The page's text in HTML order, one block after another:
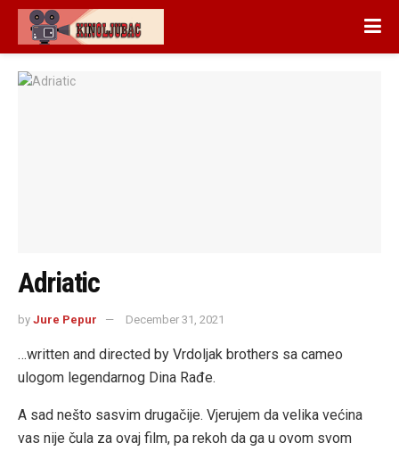
Adriatic
by Jure Pepur December 31, 2021
…written and directed by Vrdoljak brothers sa cameo
ulogom legendarnog Dina Rađe.
A sad nešto sasvim drugačije. Vjerujem da velika većina
vas nije čula za ovaj film, pa rekoh da ga u ovom svom